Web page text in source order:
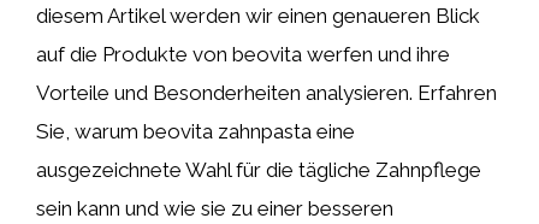
diesem Artikel werden wir einen genaueren Blick
auf die Produkte von beovita werfen und ihre
Vorteile und Besonderheiten analysieren. Erfahren
Sie, warum beovita zahnpasta eine
ausgezeichnete Wahl für die tägliche Zahnpflege
sein kann und wie sie zu einer besseren